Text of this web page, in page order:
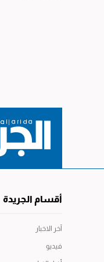
أقسام الجريدة
آخر الاخبار
فيديو